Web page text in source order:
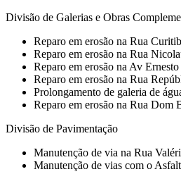
Divisão de Galerias e Obras
Reparo em erosão na Rua
Reparo em erosão na Rua
Reparo em erosão na Av
Reparo em erosão na Rua
Prolongamento de galeria de
Reparo em erosão na Rua Dom
Divisão de Pavimentação
Manutenção de via na Rua
Manutenção de vias com o